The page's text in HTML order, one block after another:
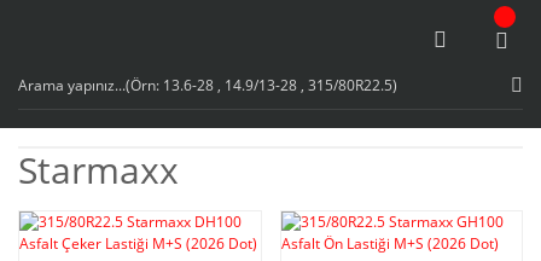
Starmaxx